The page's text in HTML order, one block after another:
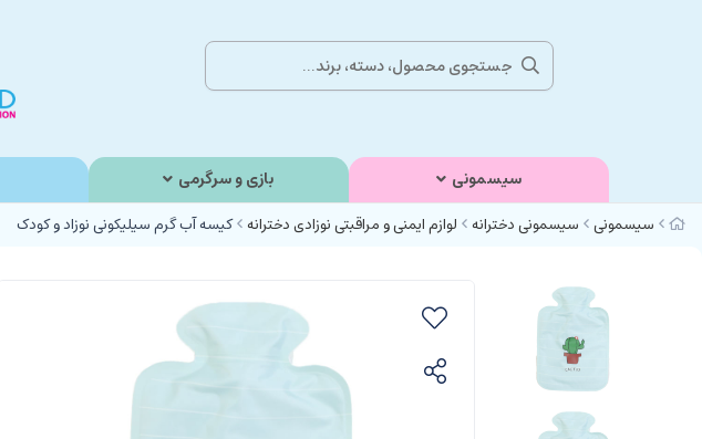
سیسمونی بازی و سرگرمی
سیسمونی سیسمونی دخترانه لوازم ایمنی و مراقبتی نوزادی دخترانه کیسه آب گرم سیلیکونی نوزاد و کودک